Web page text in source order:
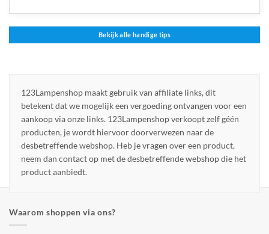
Bekijk alle handige tips
123Lampenshop maakt gebruik van affiliate links, dit
betekent dat we mogelijk een vergoeding ontvangen voor een
aankoop via onze links. 123Lampenshop verkoopt zelf géén
producten, je wordt hiervoor doorverwezen naar de
desbetreffende webshop. Heb je vragen over een product,
neem dan contact op met de desbetreffende webshop die het
product aanbiedt.
Waarom shoppen via ons?